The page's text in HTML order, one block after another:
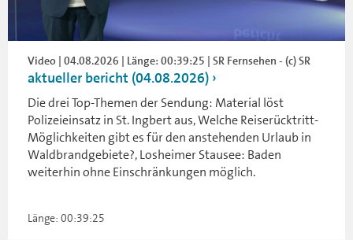
Video | 04.08.2026 | Länge: 00:39:25 | SR Fernsehen - (c) SR
aktueller bericht (04.08.2026)
Die drei Top-Themen der Sendung: Material löst
Polizeieinsatz in St. Ingbert aus, Welche Reiserücktritt-
Möglichkeiten gibt es für den anstehenden Urlaub in
Waldbrandgebiete?, Losheimer Stausee: Baden
weiterhin ohne Einschränkungen möglich.
Länge: 00:39:25